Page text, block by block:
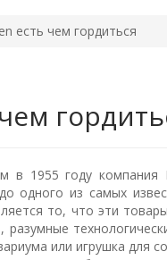
есть чем гордиться
в 1955 году компания
одного из самых
то, что эти
или игрушка для